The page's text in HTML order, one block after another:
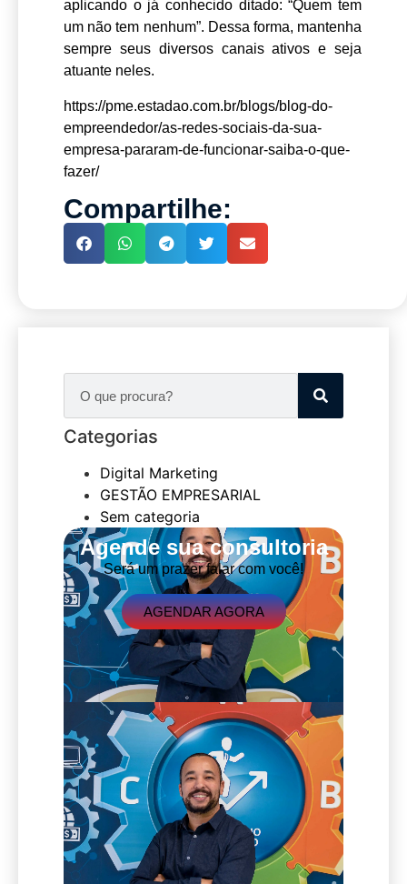
aplicando o já conhecido ditado: “Quem tem
um não tem nenhum”. Dessa forma, mantenha
sempre seus diversos canais ativos e seja
atuante neles.
https://pme.estadao.com.br/blogs/blog-do-
empreendedor/as-redes-sociais-da-sua-
empresa-pararam-de-funcionar-saiba-o-que-
fazer/
Compartilhe:
Categorias
Digital Marketing
GESTÃO EMPRESARIAL
Sem categoria
Agende sua consultoria
Será um prazer falar com você!
AGENDAR AGORA